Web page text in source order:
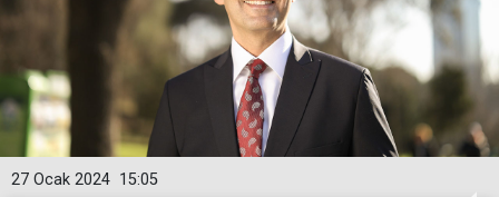
15:05
27 Ocak 2024